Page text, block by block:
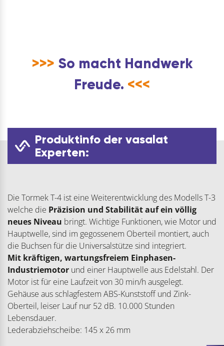
>>> So macht Handwerk
Freude. <<<
Produktinfo der vasalat
Experten:
Die Tormek T-4 ist eine Weiterentwicklung des Modells T-3
welche die Präzision und Stabilität auf ein völlig
neues Niveau bringt. Wichtige Funktionen, wie Motor und
Hauptwelle, sind im gegossenem Oberteil montiert, auch
die Buchsen für die Universalstütze sind integriert.
Mit kräftigen, wartungsfreiem Einphasen-
Industriemotor und einer Hauptwelle aus Edelstahl. Der
Motor ist für eine Laufzeit von 30 min/h ausgelegt.
Gehäuse aus schlagfestem ABS-Kunststoff und Zink-
Oberteil, leiser Lauf nur 52 dB. 10.000 Stunden
Lebensdauer.
Lederabziehscheibe: 145 x 26 mm